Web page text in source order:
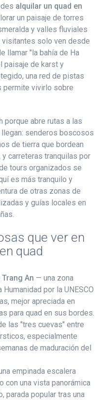
alquilar un quad en
un paisaje de torres
y valles fluviales
solo ven desde
llamar "la bahía de Ha
paisaje de karst y
una red de pistas
permite vivirlo sobre
porque abre rutas a las
llegan: senderos boscosos
de tierra que bordean
carreteras tranquilas por
tours organizados se
es más tranquilo y
de otras zonas de
y guías locales en
que ver en
quad
An — una zona
por la UNESCO
mejor apreciada en
para quad en sus bordes.
las "tres cuevas" entre
especialmente
de maduración del
empinada escalera
con una vista panorámica
parada popular tras una